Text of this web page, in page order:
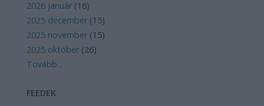
2026 január (16)
2025 december (15)
2025 november (15)
2025 október (26)
Tovább...
FEEDEK